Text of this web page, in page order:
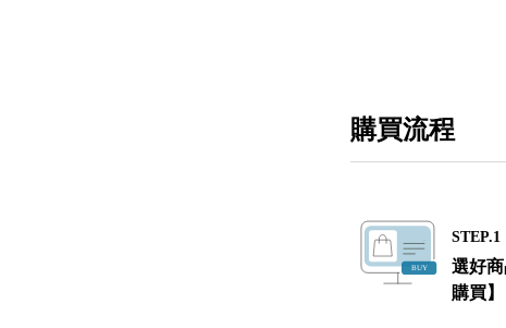
購買流程
STEP.1
選好
購買】